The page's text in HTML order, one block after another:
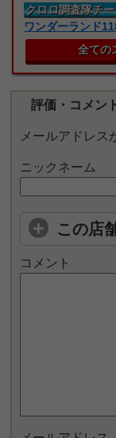
クロロ調査隊チ
ワンダーランド
全ての
評価・コメン
メールアドレス
ニックネーム
この店
コメント